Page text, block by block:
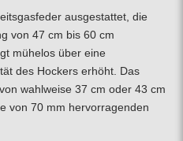
ausgestattet, die
von 47 cm bis 60 cm
mühelos über eine
des Hockers erhöht. Das
wahlweise 37 cm oder 43 cm
von 70 mm hervorragenden